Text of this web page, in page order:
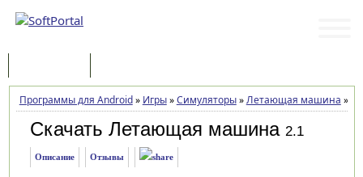
Программы для Android» Игры»Симуляторы»Летающая машина »
Скачать Летающая машина 2.1
Описание Отзывы